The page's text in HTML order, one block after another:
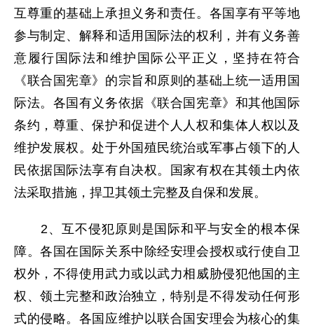
互尊重的基础上承担义务和责任。各国享有平等地
参与制定、解释和适用国际法的权利，并有义务善
意履行国际法和维护国际公平正义，坚持在符合
《联合国宪章》的宗旨和原则的基础上统一适用国
际法。各国有义务依据《联合国宪章》和其他国际
条约，尊重、保护和促进个人人权和集体人权以及
维护发展权。处于外国殖民统治或军事占领下的人
民依据国际法享有自决权。国家有权在其领土内依
法采取措施，捍卫其领土完整及自保和发展。
2、互不侵犯原则是国际和平与安全的根本保
障。各国在国际关系中除经安理会授权或行使自卫
权外，不得使用武力或以武力相威胁侵犯他国的主
权、领土完整和政治独立，特别是不得发动任何形
式的侵略。各国应维护以联合国安理会为核心的集